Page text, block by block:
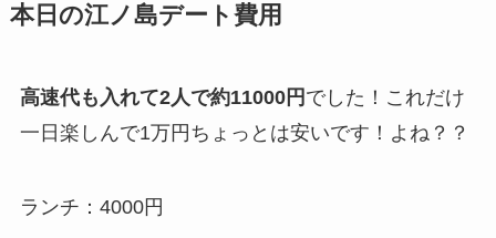
本日の江ノ島デート費用
高速代も入れて2人で約11000円 でした！これだけ
一日楽しんで1万円ちょっとは安いです！よね？？
ランチ：4000円